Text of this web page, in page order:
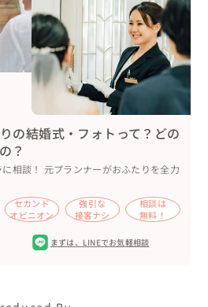
もらって始めたフルートの音色が
されていました。
識して、ギフトマルシェを開催し
カプセルにしてメッセージをゲ
📪
もらう。
ストに知ってもらう。
しちゃうような。
の結婚式・フォトって？どの
？
相談！ 元プランナーがおふたりを全力
セカンド
オピニオン
強引な
接客ナシ
相談は
無料！
まずは、 LINEでお気軽相談